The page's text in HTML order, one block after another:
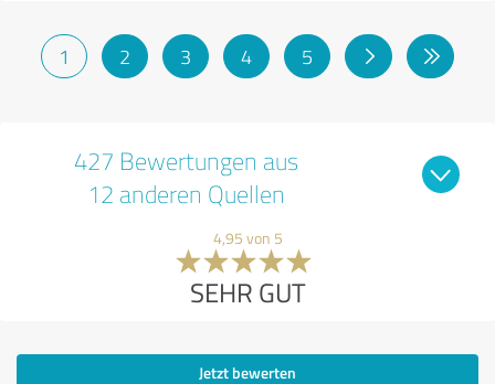
1 2 3 4 5
427 Bewertungen aus
12 anderen Quellen
4,95 von 5
SEHR GUT
Jetzt bewerten